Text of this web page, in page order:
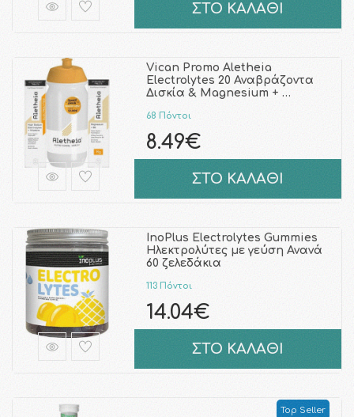
ΣΤΟ ΚΑΛΑΘΙ
Vican Promo Aletheia
Electrolytes 20 Αναβράζοντα
Δισκία & Magnesium + …
68 Πόντοι
8.49€
ΣΤΟ ΚΑΛΑΘΙ
InoPlus Electrolytes Gummies
Ηλεκτρολύτες με γεύση Ανανά
60 ζελεδάκια
113 Πόντοι
14.04€
ΣΤΟ ΚΑΛΑΘΙ
Top Seller